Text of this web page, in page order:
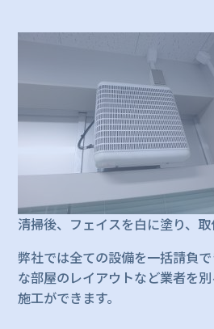
清掃後、フェイスを白に塗り、取
弊社では全ての設備を一括請負
な部屋のレイアウトなど業者を
施工ができます。